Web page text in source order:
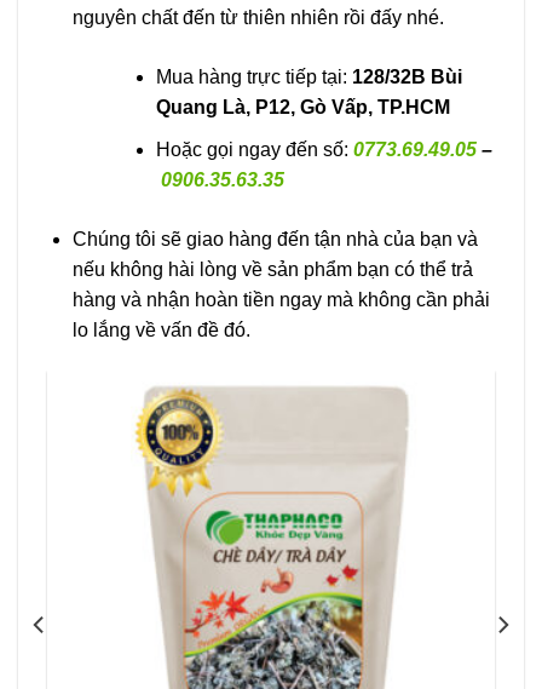
nguyên chất đến từ thiên nhiên rồi đấy nhé.
Mua hàng trực tiếp tại: 128/32B Bùi
Quang Là, P12, Gò Vấp, TP.HCM
Hoặc gọi ngay đến số: 0773.69.49.05–
0906.35.63.35
Chúng tôi sẽ giao hàng đến tận nhà của bạn và
nếu không hài lòng về sản phẩm bạn có thể trả
hàng và nhận hoàn tiền ngay mà không cần phải
lo lắng về vấn đề đó.